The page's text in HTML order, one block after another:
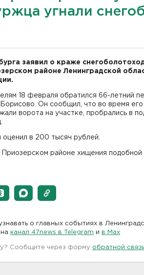
угнали
заявил о краже
районе Ленинградской
18 февраля обратился 66-летний
Он сообщил, что во время его
ворота на участке, пробрались в
оценил в 200 тысяч рублей.
Приозерском районе хищения подобной
о главных событиях в
канал 47news в Telegram и в Maх
Сообщите через форму обратной